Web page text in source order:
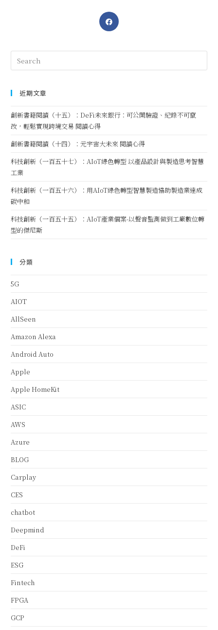
近期文章
創新書籍閱讀（十五）：DeFi未來銀行：可公開驗證、紀錄不可竄
改，輕鬆實現跨境交易 閱讀心得
創新書籍閱讀（十四）：元宇宙大未來 閱讀心得
科技創新（一百五十七）：AIoT綠色轉型 以產品設計與製造思考智慧
工業
科技創新（一百五十六）：用AIoT綠色轉型智慧製造協助製造業達成
碳中和
科技創新（一百五十五）：AIoT產業個案-以聲音監測做到工廠數位轉
型的傑尼斯
分類
5G
AIOT
AllSeen
Amazon Alexa
Android Auto
Apple
Apple HomeKit
ASIC
AWS
Azure
BLOG
Carplay
CES
chatbot
Deepmind
DeFi
ESG
Fintech
FPGA
GCP